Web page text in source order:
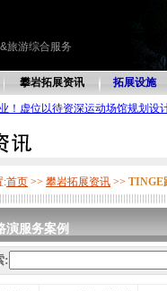
旅游综合服务
攀岩拓展资讯 拓展设施
！虚位以待资深运动场馆规划
:首页 >> 攀岩拓展资讯 >> TINGE
演服务案例
: